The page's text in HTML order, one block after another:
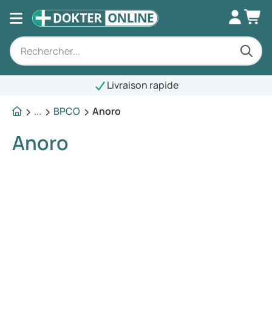
Livraison rapide
...
BPCO Anoro
Anoro